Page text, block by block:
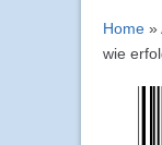
Home »
wie